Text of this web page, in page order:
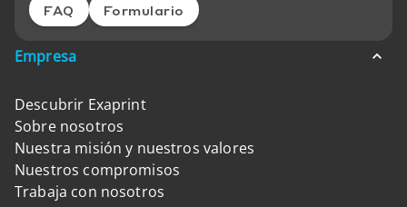
FAQ Formulario
Empresa
Descubrir Exaprint
Sobre nosotros
Nuestra misión y nuestros valores
Nuestros compromisos
Trabaja con nosotros